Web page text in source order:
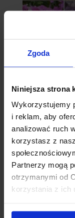
Zgoda
Niniejsza strona
Wykorzystujemy
i reklam, aby
analizować ruch
korzystasz z
Partnerzy mogą
otrzymanymi od
korzystania z ich